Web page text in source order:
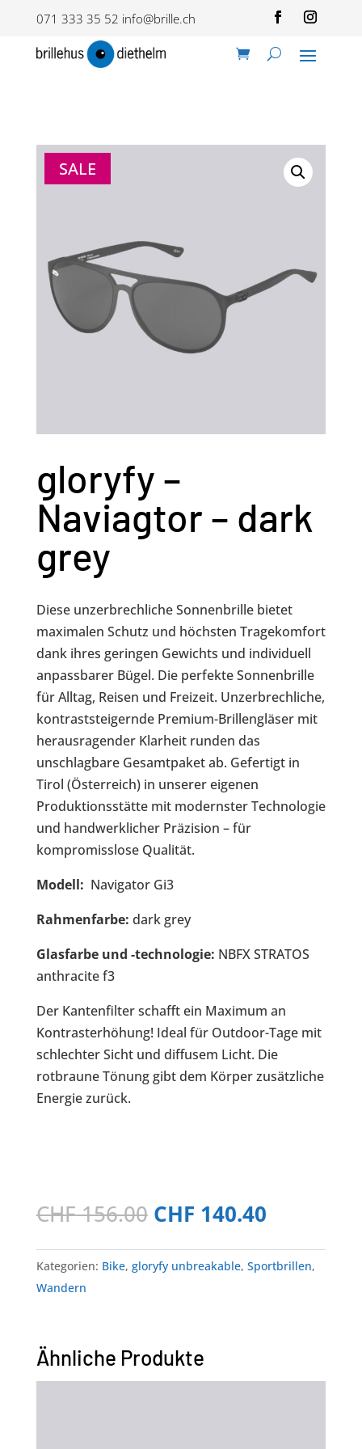
071 333 35 52 info@brille.ch
SALE
gloryfy –
Naviagtor – dark
grey
Diese unzerbrechliche Sonnenbrille bietet
maximalen Schutz und höchsten Tragekomfort
dank ihres geringen Gewichts und individuell
anpassbarer Bügel. Die perfekte Sonnenbrille
für Alltag, Reisen und Freizeit. Unzerbrechliche,
kontraststeigernde Premium-Brillengläser mit
herausragender Klarheit runden das
unschlagbare Gesamtpaket ab. Gefertigt in
Tirol (Österreich) in unserer eigenen
Produktionsstätte mit modernster Technologie
und handwerklicher Präzision – für
kompromisslose Qualität.
Modell: Navigator Gi3
Rahmenfarbe: dark grey
Glasfarbe und -technologie: NBFX STRATOS
anthracite f3
Der Kantenfilter schafft ein Maximum an
Kontrasterhöhung! Ideal für Outdoor-Tage mit
schlechter Sicht und diffusem Licht. Die
rotbraune Tönung gibt dem Körper zusätzliche
Energie zurück.
CHF156.00 Ursprünglicher
war:
CHF 156.00
CHF 140.40Aktueller
ist:
CHF
Kategorien: Bike, gloryfy unbreakable, Sportbrillen,
Wandern
Ähnliche Produkte